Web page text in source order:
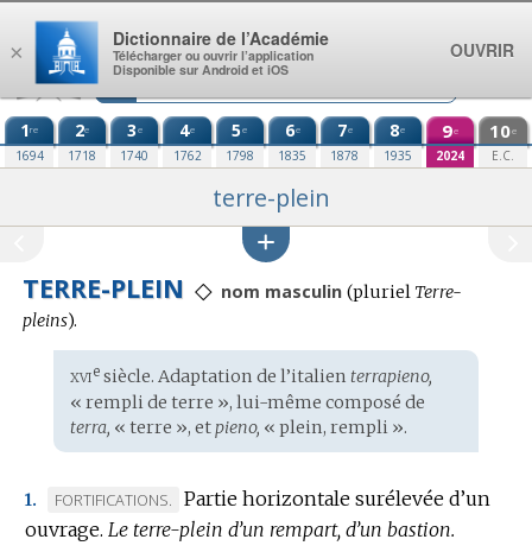
Aller au contenu
1re
1694
2e
1718
3e
1740
4e
1762
5e
1798
6e
1835
7e
1878
8e
1935
9e
2024
10e
E.C.
terre-plein
TERRE-PLEIN ◇ nom masculin (pluriel Terre-
pleins).
Étymologie
:
xviesiècle. Adaptation de l’italien terrapieno,
« rempli de terre », lui-même composé de
terra, « terre », etpieno, « plein, rempli ».
1.
MARQUE
DE
FORTIFICATIONS.
Partie horizontale surélevée d’un
ouvrage. Le terre-plein d’un rempart, d’un bastion.
×
Dictionnaire de l’Académie
Télécharger ou ouvrir l’application
Disponible sur Android et iOS
OUVRIR